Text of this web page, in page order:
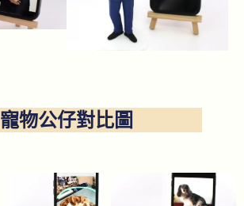
寵物公仔對比圖